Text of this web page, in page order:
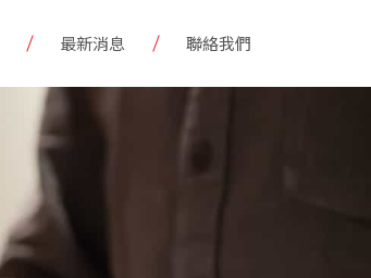
最新消息 聯絡我們